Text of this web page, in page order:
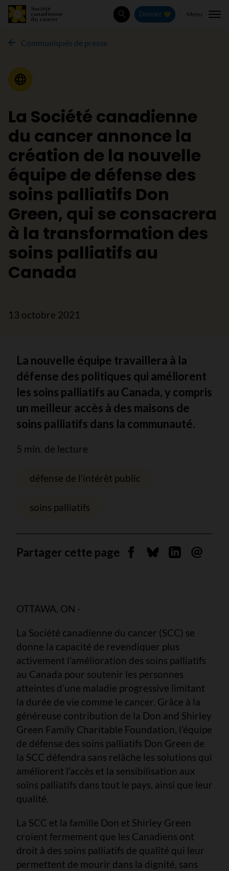
Rechercher
Donnez Menu
Communiqués de presse
Communiqué de presse
La Société canadienne
du cancer annonce la
création de la nouvelle
équipe de défense des
soins palliatifs Don
Green, qui se consacrera
à la transformation des
soins palliatifs au
Canada
13 octobre 2021
La nouvelle équipe travaillera à la
défense des politiques qui améliorent
les soins palliatifs au Canada, y compris
un meilleur accès à des maisons de
soins palliatifs dans la communauté.
5 min. de lecture
défense de l’intérêt public
soins palliatifs
Partager cette page Partager sur Facebook
Partager sur
Partager sur
OTTAWA, ON -
La Société canadienne du cancer (SCC) se
donne la capacité de revendiquer plus
activement l’amélioration des soins palliatifs
au Canada pour soutenir les personnes
atteintes d’une maladie progressive limitant
la durée de vie comme le cancer. Grâce à la
généreuse contribution de la Don and Shirley
Green Family Charitable Foundation, l’équipe
de défense des soins palliatifs Don Green de
la SCC défendra sans relâche les solutions qui
améliorent l’accès et la sensibilisation aux
soins palliatifs dans tout le pays, ainsi que leur
qualité.
La SCC et la famille Don et Shirley Green
croient fermement que les Canadiens ont
droit à des soins palliatifs de qualité qui leur
permettent de mourir dans la dignité, sans